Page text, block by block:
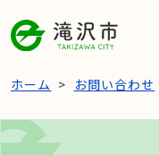
ホーム お問い合わせ